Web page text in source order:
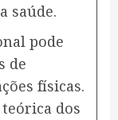
saúde.
pode
de
físicas.
dos